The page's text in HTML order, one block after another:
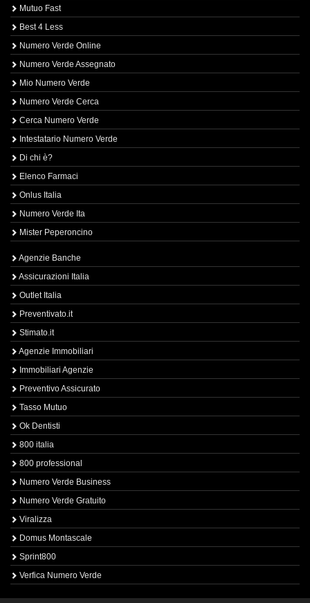
Mutuo Fast
Best 4 Less
Numero Verde Online
Numero Verde Assegnato
Mio Numero Verde
Numero Verde Cerca
Cerca Numero Verde
Intestatario Numero Verde
Di chi è?
Elenco Farmaci
Onlus Italia
Numero Verde Ita
Mister Peperoncino
Agenzie Banche
Assicurazioni Italia
Outlet Italia
Preventivato.it
Stimato.it
Agenzie Immobiliari
Immobiliari Agenzie
Preventivo Assicurato
Tasso Mutuo
Ok Dentisti
800 italia
800 professional
Numero Verde Business
Numero Verde Gratuito
Viralizza
Domus Montascale
Sprint800
Verfica Numero Verde